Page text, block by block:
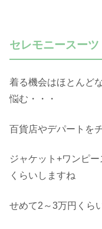
セレモニースーツ
着る機会はほとんど
悩む・・・
百貨店やデパートを
ジャケット+ワンピ
くらいしますね
せめて2～3万円くら